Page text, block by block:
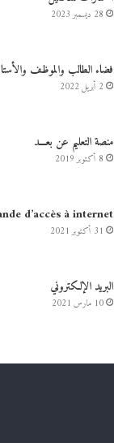
28 ديسمبر 2023
فضاء الطالب والموظف
2 أبريل 2022
منصة التعليم عن بعـــد
8 أكتوبر 2019
d’accès à internet
31 أكتوبر 2021
البريد الإلكتروني
10 مارس 2021